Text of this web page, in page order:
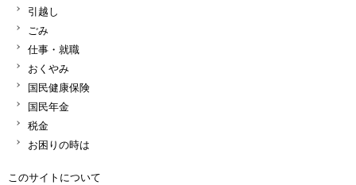
引越し
ごみ
仕事・就職
おくやみ
国民健康保険
国民年金
税金
お困りの時は
このサイトについて